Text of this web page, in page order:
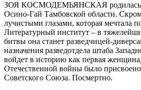
ЗОЯ КОСМОДЕМЬЯНСКАЯ родилась
Осино-Гай Тамбовской области.
лучистыми глазами, которая мечтала
Литературный институт – в
битвы она станет разведчицей-
назначения разведотдела штаба
войдет в историю как первая
Отечественной войны было присвоено
Советского Союза. Посмертно.